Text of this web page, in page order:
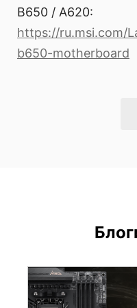
B650 / A620:
https://ru.msi.com/
b650-motherboard